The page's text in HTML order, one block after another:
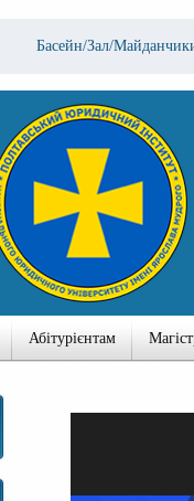
Басейн/Зал/
Абітурієнтам